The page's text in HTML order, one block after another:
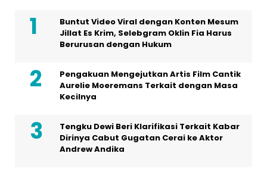
Buntut Video Viral dengan Konten Mesum
Jillat Es Krim, Selebgram Oklin Fia Harus
Berurusan dengan Hukum
Pengakuan Mengejutkan Artis Film Cantik
Aurelie Moeremans Terkait dengan Masa
Kecilnya
Tengku Dewi Beri Klarifikasi Terkait Kabar
Dirinya Cabut Gugatan Cerai ke Aktor
Andrew Andika